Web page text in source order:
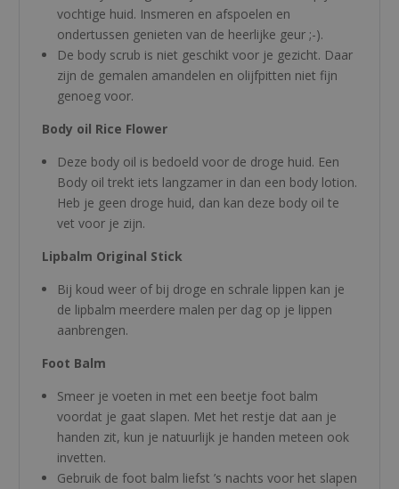
vochtige huid. Insmeren en afspoelen en
ondertussen genieten van de heerlijke geur ;-).
De body scrub is niet geschikt voor je gezicht. Daar
zijn de gemalen amandelen en olijfpitten niet fijn
genoeg voor.
Body oil Rice Flower
Deze body oil is bedoeld voor de droge huid. Een
Body oil trekt iets langzamer in dan een body lotion.
Heb je geen droge huid, dan kan deze body oil te
vet voor je zijn.
Lipbalm Original Stick
Bij koud weer of bij droge en schrale lippen kan je
de lipbalm meerdere malen per dag op je lippen
aanbrengen.
Foot Balm
Smeer je voeten in met een beetje foot balm
voordat je gaat slapen. Met het restje dat aan je
handen zit, kun je natuurlijk je handen meteen ook
invetten.
Gebruik de foot balm liefst ’s nachts voor het slapen